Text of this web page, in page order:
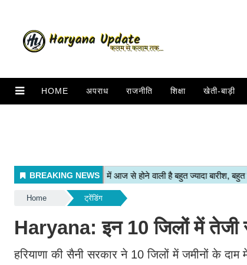
HOME अपराध राजनीति शिक्षा खेती-बाड़ी
Home ट्रेंडिंग
Haryana: इन 10 जिलों में तेजी
हरियाणा की सैनी सरकार ने 10 जिलों में जमीनों के